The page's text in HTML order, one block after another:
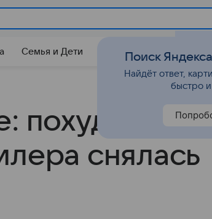
Семья и Дети Гороскопы
похудевшая
снялась
Поиск
Найдёт ответ,
быстро и